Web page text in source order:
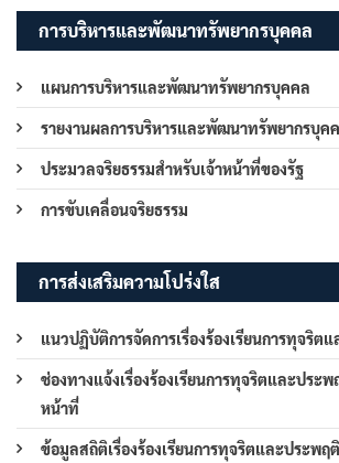
การบริหารและพัฒนาทรัพยากรบุคคล
แผนการบริหารและพัฒนาทรัพยากรบุคคล
รายงานผลการบริหารและพัฒนาทรัพยากรบุค
ประมวลจริยธรรมสำหรับเจ้าหน้าที่ของรัฐ
การขับเคลื่อนจริยธรรม
การส่งเสริมความโปร่งใส
แนวปฏิบัติการจัดการเรื่องร้องเรียนการทุจริต
ช่องทางแจ้งเรื่องร้องเรียนการทุจริตและประ
หน้าที่
ข้อมูลสถิติเรื่องร้องเรียนการทุจริตและประพฤ